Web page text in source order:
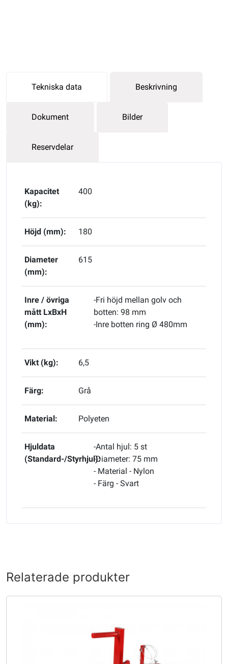
Tekniska data Beskrivning
Dokument Bilder
Reservdelar
Kapacitet
(kg):
400
Höjd (mm): 180
Diameter
(mm):
615
Inre / övriga
mått LxBxH
(mm):
-Fri höjd mellan golv och
botten: 98 mm
-Inre botten ring Ø 480mm
Vikt (kg): 6,5
Färg: Grå
Material: Polyeten
Hjuldata
(Standard-/Styrhjul):
-Antal hjul: 5 st
-Diameter: 75 mm
- Material - Nylon
- Färg - Svart
Relaterade produkter